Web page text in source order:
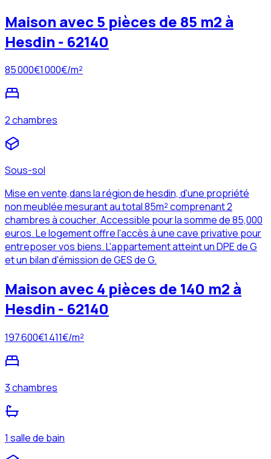
Maison avec 5 pièces de 85 m2 à
Hesdin - 62140
85 000€1 000€/m²
2 chambres
Sous-sol
Mise en vente,dans la région de hesdin, d'une propriété
non meublée mesurant au total 85m² comprenant 2
chambres à coucher. Accessible pour la somme de 85,000
euros. Le logement offre l'accès à une cave privative pour
entreposer vos biens. L'appartement atteint un DPE de G
et un bilan d'émission de GES de G.
Maison avec 4 pièces de 140 m2 à
Hesdin - 62140
197 600€1 411€/m²
3 chambres
1 salle de bain